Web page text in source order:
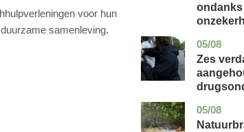
voor hun
samenleving.
05/08
zuid-
holland
nieuws
Zes
05/08
drenthe
nieuws